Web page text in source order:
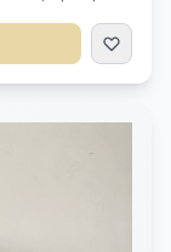
20х20 см.